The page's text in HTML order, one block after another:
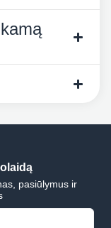
pasiūlymus ir